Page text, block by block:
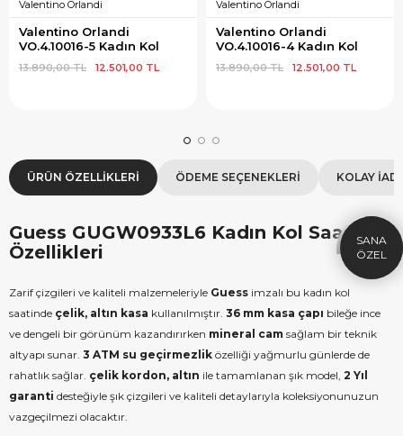
Valentino Orlandi
Valentino Orlandi
VO.4.10016-5 Kadın Kol
12.501,00 TL
13.890,00 TL
Valentino Orlandi
Valentino Orlandi
VO.4.10016-4 Kadın Kol
12.501,00 TL
13.890,00 TL
ÜRÜN ÖZELLIKLERI ÖDEME SEÇENEKLERI KOLAY
Guess GUGW0933L6 Kadın Kol Saati
Özellikleri
Zarif çizgileri ve kaliteli malzemeleriyle Guess imzalı bu kadın kol
saatinde çelik, altın kasa kullanılmıştır. 36 mm kasa çapı bileğe ince
ve dengeli bir görünüm kazandırırken mineral cam sağlam bir teknik
altyapı sunar. 3 ATM su geçirmezlik özelliği yağmurlu günlerde de
rahatlık sağlar. çelik kordon, altın ile tamamlanan şık model, 2 Yıl
garanti desteğiyle şık çizgileri ve kaliteli detaylarıyla koleksiyonunuzun
vazgeçilmezi olacaktır.
HEDIYE
ÇEKI
9.999 TL üzeri alışverişe özel×
HEDIYE1000